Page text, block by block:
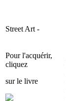
Street Art -
Pour l'acquérir,
cliquez
sur le livre